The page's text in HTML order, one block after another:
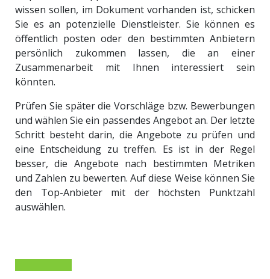
wissen sollen, im Dokument vorhanden ist, schicken
Sie es an potenzielle Dienstleister. Sie können es
öffentlich posten oder den bestimmten Anbietern
persönlich zukommen lassen, die an einer
Zusammenarbeit mit Ihnen interessiert sein
könnten.
Prüfen Sie später die Vorschläge bzw. Bewerbungen
und wählen Sie ein passendes Angebot an. Der letzte
Schritt besteht darin, die Angebote zu prüfen und
eine Entscheidung zu treffen. Es ist in der Regel
besser, die Angebote nach bestimmten Metriken
und Zahlen zu bewerten. Auf diese Weise können Sie
den Top-Anbieter mit der höchsten Punktzahl
auswählen.